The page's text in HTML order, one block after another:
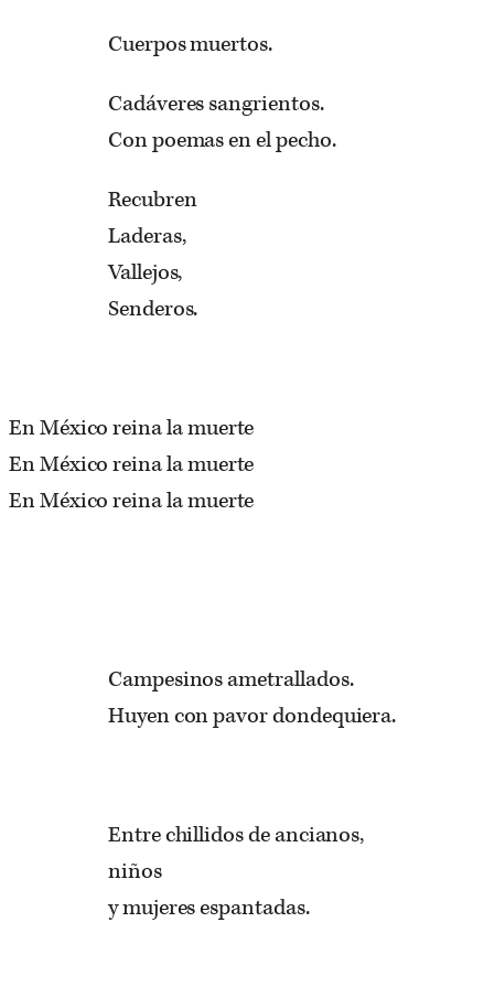
Cuerpos muertos.
Cadáveres sangrientos.
Con poemas en el pecho.
Recubren
Laderas,
Vallejos,
Senderos.
En México reina la muerte
En México reina la muerte
En México reina la muerte
Campesinos ametrallados.
Huyen con pavor dondequiera.
Entre chillidos de ancianos,
niños
y mujeres espantadas.